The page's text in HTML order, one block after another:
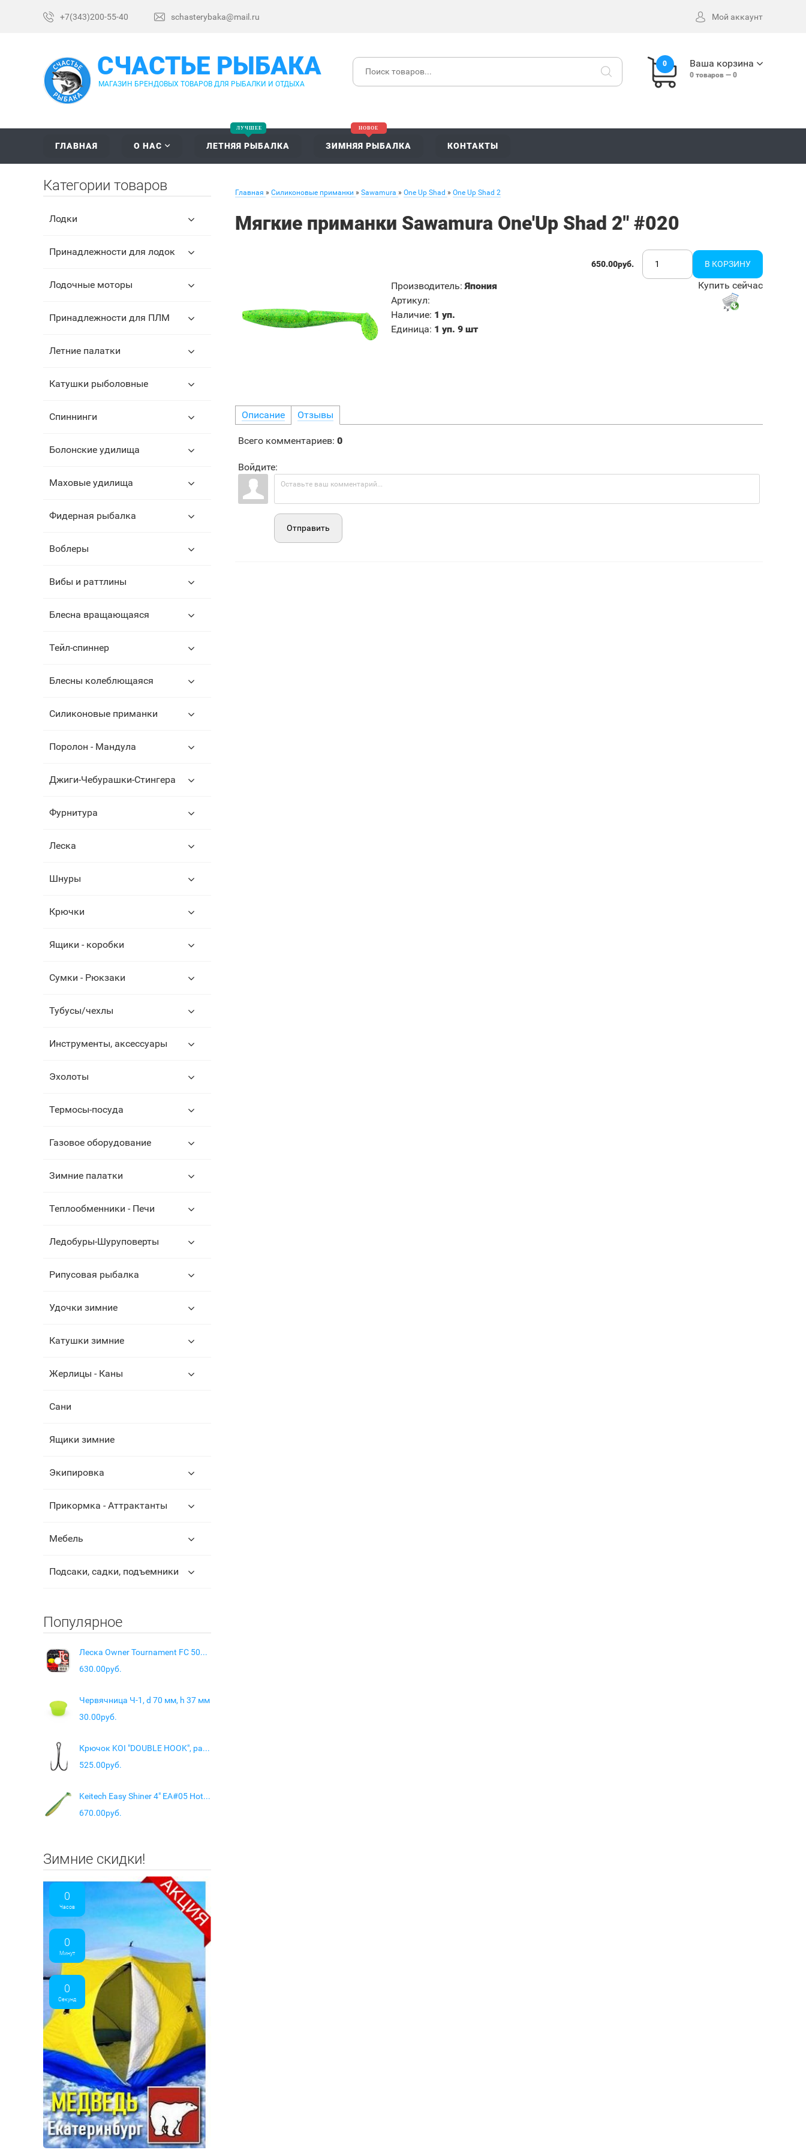
+7(343)200-55-40 schasterybaka@mail.ru Мой аккаунт
СЧАСТЬЕ РЫБАКА
МАГАЗИН БРЕНДОВЫХ ТОВАРОВ ДЛЯ РЫБАЛКИ И ОТДЫХА
0 Ваша корзина
0 товаров — 0
ГЛАВНАЯ О НАС ЛЕТНЯЯ РЫБАЛКА ЗИМНЯЯ РЫБАЛКА КОНТАКТЫ
Главная » Силиконовые приманки » Sawamura » One Up Shad » One Up Shad 2
Мягкие приманки Sawamura One'Up Shad 2" #020
650.00руб.
Производитель: Япония
Артикул:
Наличие: 1 уп.
Единица: 1 уп. 9 шт
Купить сейчас
Описание Отзывы
Всего комментариев: 0
Войдите:
Отправить
Категории товаров
Лодки
Принадлежности для лодок
Лодочные моторы
Принадлежности для ПЛМ
Летние палатки
Катушки рыболовные
Спиннинги
Болонские удилища
Маховые удилища
Фидерная рыбалка
Воблеры
Вибы и раттлины
Блесна вращающаяся
Тейл-спиннер
Блесны колеблющаяся
Силиконовые приманки
Поролон - Мандула
Джиги-Чебурашки-Стингера
Фурнитура
Леска
Шнуры
Крючки
Ящики - коробки
Сумки - Рюкзаки
Тубусы/чехлы
Инструменты, аксессуары
Эхолоты
Термосы-посуда
Газовое оборудование
Зимние палатки
Теплообменники - Печи
Ледобуры-Шуруповерты
Рипусовая рыбалка
Удочки зимние
Катушки зимние
Жерлицы - Каны
Сани
Ящики зимние
Экипировка
Прикормка - Аттрактанты
Мебель
Подсаки, садки, подъемники
Популярное
Леска Owner Tournament FC 50м 0,16мм 1,8кг
630.00руб.
Червячница Ч-1, d 70 мм, h 37 мм
30.00руб.
Крючок KOI "DOUBLE HOOK", размер 4/0 (INT), цвет BN, (10 шт.)
525.00руб.
Keitech Easy Shiner 4" EA#05 Hot Fire Tiger
670.00руб.
Зимние скидки!
0
Часов
0
Минут
0
Секунд